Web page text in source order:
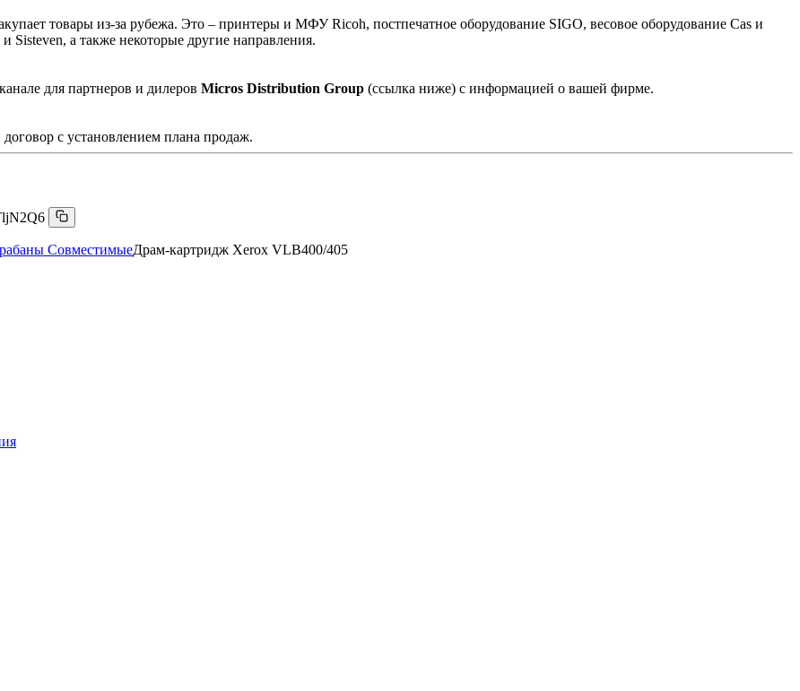
товары из-за рубежа. Это – принтеры и МФУ Ricoh, постпечатное оборудование SIGO, весовое оборудование Cas и
Sisteven, а также некоторые другие направления.
для партнеров и дилеров Micros Distribution Group (ссылка ниже) с информацией о вашей фирме.
с установлением плана продаж.
СовместимыеДрам-картридж Xerox VLB400/405